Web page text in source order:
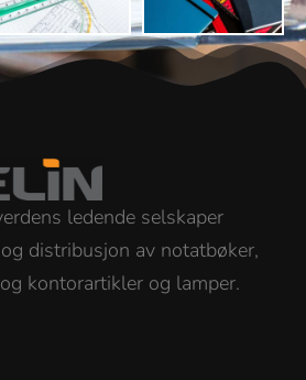
ledende selskaper
distribusjon av notatbøker,
kontorartikler og lamper.